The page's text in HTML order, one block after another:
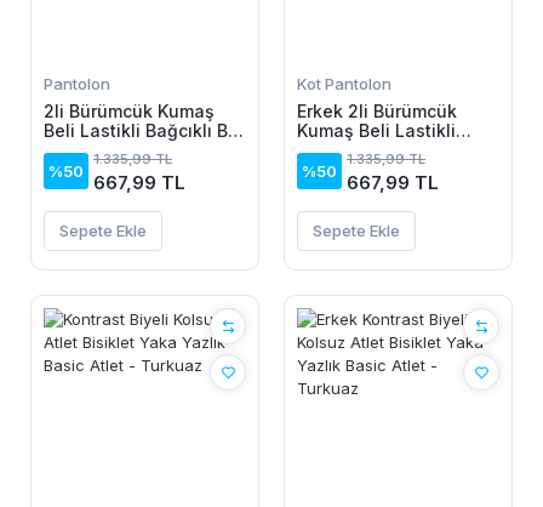
Pantolon
2li Bürümcük Kumaş
Beli Lastikli Bağcıklı Bol
Paça Pantolon -
Beyaz/Vizon
%50
1.335,99 TL
667,99 TL
Sepete Ekle
Kot Pantolon
Erkek 2li Bürümcük
Kumaş Beli Lastikli
Bağcıklı Bol Paça
Pantolon - Beyaz/Vizon
%50
1.335,99 TL
667,99 TL
Sepete Ekle